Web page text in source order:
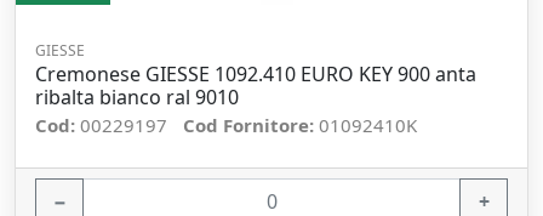
GIESSE
Cremonese GIESSE 1092.410 EURO KEY 900 anta
ribalta bianco ral 9010
Cod: 00229197 Cod Fornitore: 01092410K
− +